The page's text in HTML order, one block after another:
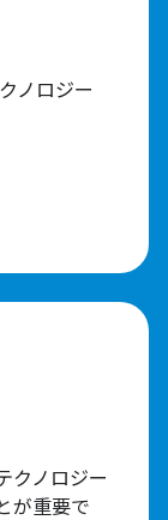
ノロジー
クノロジー
が重要で